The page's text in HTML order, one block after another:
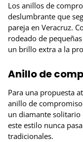
Los anillos de
deslumbrante que
pareja en Veracruz.
rodeado de
un brillo extra a la
Anillo de
Para una propuesta
anillo de compromiso
un diamante
este estilo nunca
tradicionales.